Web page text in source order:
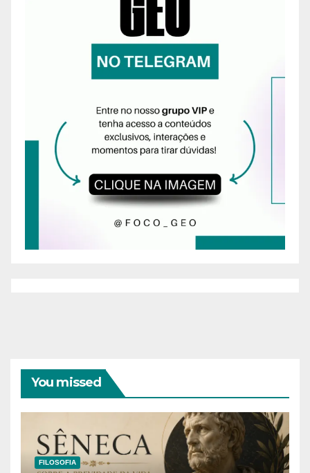
You missed
FILOSOFIA